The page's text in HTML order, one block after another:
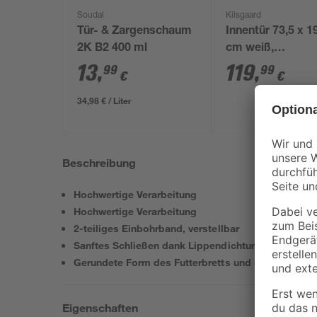
Soudal
Tür- & Zargenschaum
2K B2 400 ml
13,99 €
34,98 € / Liter
Kilsgaard
Innentür 73,5 x
cm weiß,
Linksanschlag
119,99 €
Beschreibung
Hochwertige Verarbeitung
Hochwertige Verarbeitung
2-teiliges Einbohrband, verstellbar
Sanftes Schließen dank Lippendichtung
Gerundete Form des Futterbretts und der
Eigenschaften